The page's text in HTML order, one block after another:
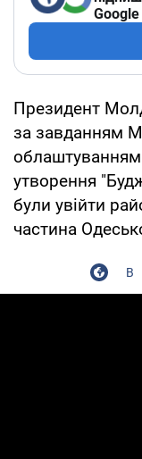
Google
Президент
за завданням
утворення
були увійти
частина